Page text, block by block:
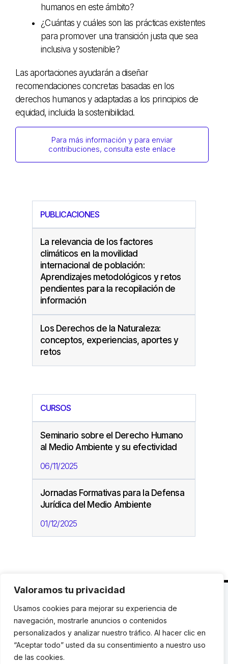
Valoramos tu privacidad
Usamos cookies para mejorar su experiencia de
navegación, mostrarle anuncios o contenidos
personalizados y analizar nuestro tráfico. Al hacer clic en
“Aceptar todo” usted da su consentimiento a nuestro uso
de las cookies.
humanos en este ámbito?
¿Cuántas y cuáles son las prácticas existentes
para promover una transición justa que sea
inclusiva y sostenible?
Las aportaciones ayudarán a diseñar
recomendaciones concretas basadas en los
derechos humanos y adaptadas a los principios de
equidad, incluida la sostenibilidad.
Para más información y para enviar
contribuciones, consulta este enlace
PUBLICACIONES
La relevancia de los factores
climáticos en la movilidad
internacional de población:
Aprendizajes metodológicos y retos
pendientes para la recopilación de
información
Los Derechos de la Naturaleza:
conceptos, experiencias, aportes y
retos
CURSOS
Seminario sobre el Derecho Humano
al Medio Ambiente y su efectividad
06/11/2025
Jornadas Formativas para la Defensa
Jurídica del Medio Ambiente
01/12/2025
C. Avinyó 44, 2n | 08002 Barcelona |T.: +34 93
119 03 72|institut@idhc.org
© Institut de Drets Humans de Catalunya.